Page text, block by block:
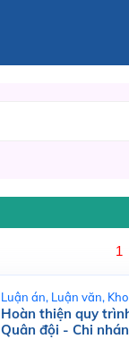
1
Luận án, Luận văn,
Hoàn thiện quy
Quân đội - Chi